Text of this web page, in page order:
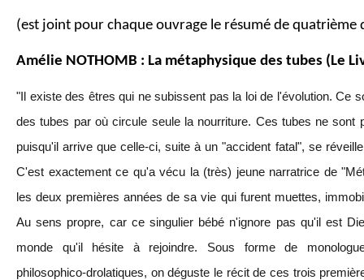
(est joint pour chaque ouvrage le résumé de quatrième
Amélie NOTHOMB : La métaphysique des tubes (Le
"Il existe des êtres qui ne subissent pas la loi de l'évolution. Ce
des tubes par où circule seule la nourriture. Ces tubes ne sont
puisqu'il arrive que celle-ci, suite à un "accident fatal", se
C'est exactement ce qu'a vécu la (très) jeune narratrice de
les deux premières années de sa vie qui furent muettes,
Au sens propre, car ce singulier bébé n'ignore pas qu'il est
monde qu'il hésite à rejoindre. Sous forme de
philosophico-drolatiques, on déguste le récit de ces trois